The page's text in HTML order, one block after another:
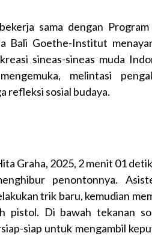
sama dengan Program
Bali Goethe-Institut
sineas-sineas muda
melintasi
refleksi sosial budaya.
Graha, 2025, 2 menit 01
penontonnya.
trik baru, kemudian
pistol. Di bawah tekanan
siap untuk mengambil